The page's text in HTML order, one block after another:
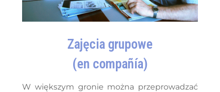
Zajęcia grupowe
(en compañía)
W większym gronie można przeprowadzać